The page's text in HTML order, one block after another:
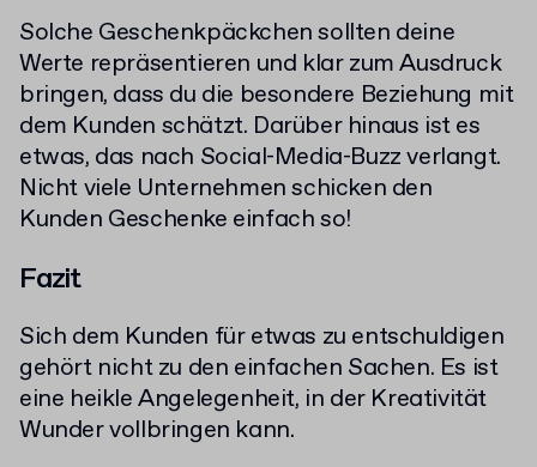
Solche Geschenkpäckchen sollten deine
Werte repräsentieren und klar zum Ausdruck
bringen, dass du die besondere Beziehung mit
dem Kunden schätzt. Darüber hinaus ist es
etwas, das nach Social-Media-Buzz verlangt.
Nicht viele Unternehmen schicken den
Kunden Geschenke einfach so!
Fazit
Sich dem Kunden für etwas zu entschuldigen
gehört nicht zu den einfachen Sachen. Es ist
eine heikle Angelegenheit, in der Kreativität
Wunder vollbringen kann.